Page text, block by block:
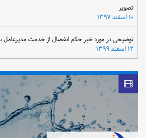
تصویر
توضیحی در مورد خبر حکم انفصال از خدمت مدیرعامل
۱۲ اسفند ۱۳۹۹